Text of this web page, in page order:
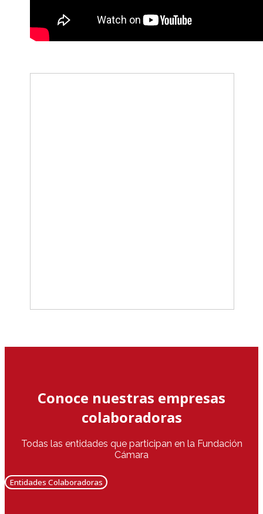
Conoce nuestras empresas
colaboradoras
Todas las entidades que participan en la Fundación
Cámara
Entidades Colaboradoras